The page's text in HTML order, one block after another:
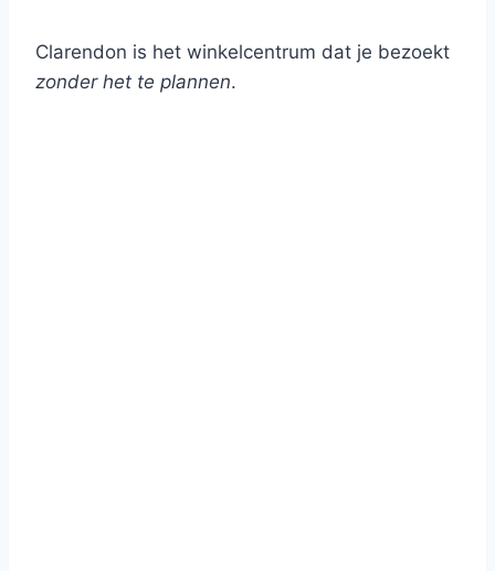
Clarendon is het winkelcentrum dat je bezoekt
zonder het te plannen.